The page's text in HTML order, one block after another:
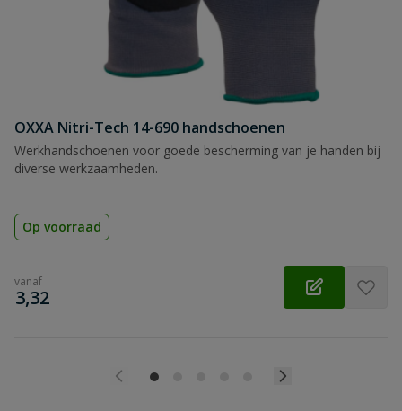
OXXA Nitri-Tech 14-690 handschoenen
Werkhandschoenen voor goede bescherming van je handen bij
diverse werkzaamheden.
Op voorraad
vanaf
€
3,32